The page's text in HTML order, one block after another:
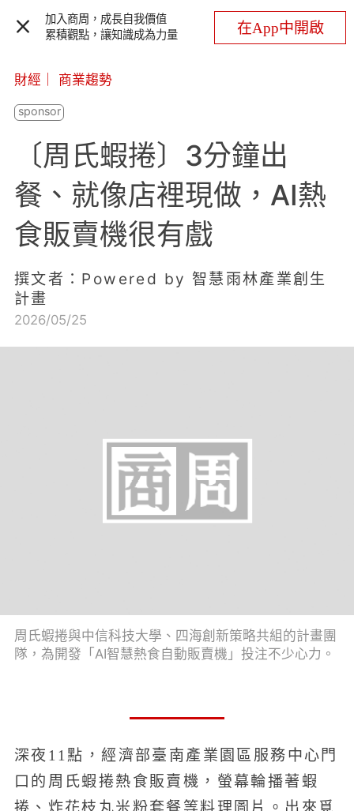
加入商周，成長自我價值
累積觀點，讓知識成為力量
在App中開啟
財經 商業趨勢
〔周氏蝦捲〕3分鐘出
餐、就像店裡現做，AI熱
食販賣機很有戲
撰文者：Powered by 智慧雨林產業創生
計畫
2026/05/25
周氏蝦捲與中信科技大學、四海創新策略共組的計畫團
隊，為開發「AI智慧熱食自動販賣機」投注不少心力。
深夜11點，經濟部臺南產業園區服務中心門
口的周氏蝦捲熱食販賣機，螢幕輪播著蝦
捲、炸花枝丸米粉套餐等料理圖片。出來覓